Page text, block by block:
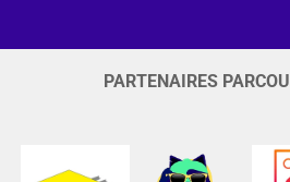
PARTENAIRES